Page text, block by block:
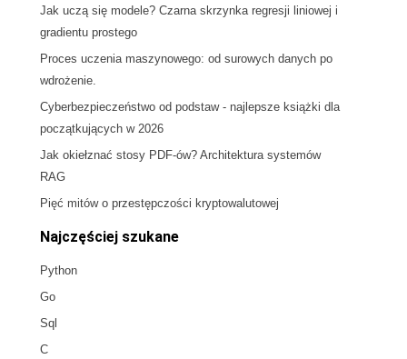
Jak uczą się modele? Czarna skrzynka regresji liniowej i
gradientu prostego
Proces uczenia maszynowego: od surowych danych po
wdrożenie.
Cyberbezpieczeństwo od podstaw - najlepsze książki dla
początkujących w 2026
Jak okiełznać stosy PDF-ów? Architektura systemów
RAG
Pięć mitów o przestępczości kryptowalutowej
Najczęściej szukane
Python
Go
Sql
C